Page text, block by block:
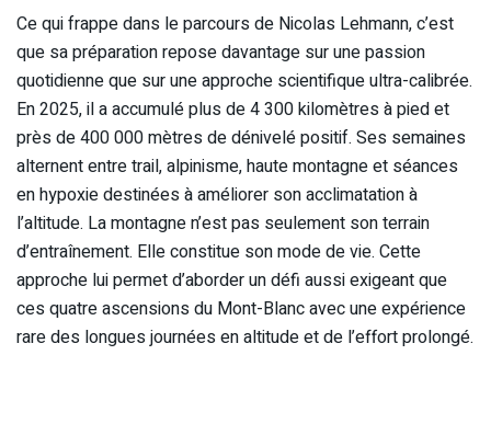
Ce qui frappe dans le parcours de Nicolas Lehmann, c’est
que sa préparation repose davantage sur une passion
quotidienne que sur une approche scientifique ultra-calibrée.
En 2025, il a accumulé plus de 4 300 kilomètres à pied et
près de 400 000 mètres de dénivelé positif. Ses semaines
alternent entre trail, alpinisme, haute montagne et séances
en hypoxie destinées à améliorer son acclimatation à
l’altitude. La montagne n’est pas seulement son terrain
d’entraînement. Elle constitue son mode de vie. Cette
approche lui permet d’aborder un défi aussi exigeant que
ces quatre ascensions du Mont-Blanc avec une expérience
rare des longues journées en altitude et de l’effort prolongé.